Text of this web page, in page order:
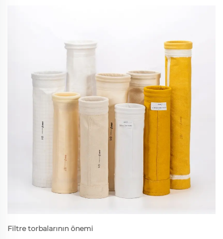
Filtre torbalarının önemi